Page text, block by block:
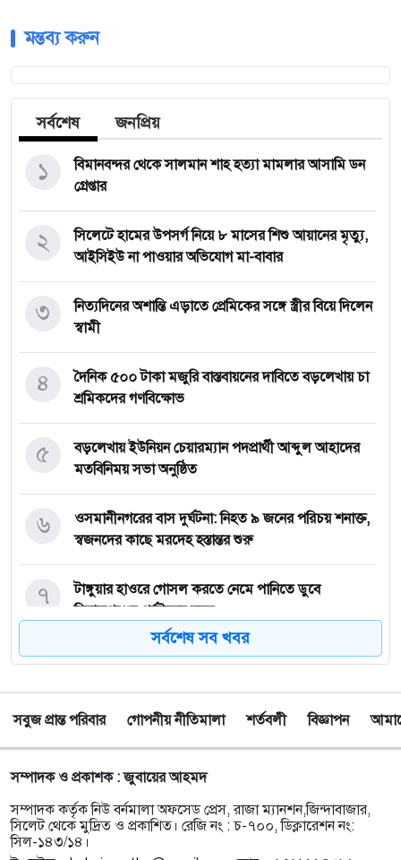
মন্তব্য করুন
সর্বশেষ জনপ্রিয়
বিমানবন্দর থেকে সালমান শাহ হত্যা মামলার আসামি ডন
গ্রেপ্তার
১
সিলেটে হামের উপসর্গ নিয়ে ৮ মাসের শিশু আয়ানের মৃত্যু,
আইসিইউ না পাওয়ার অভিযোগ মা-বাবার
২
নিত্যদিনের অশান্তি এড়াতে প্রেমিকের সঙ্গে স্ত্রীর বিয়ে দিলেন
স্বামী
৩
দৈনিক ৫০০ টাকা মজুরি বাস্তবায়নের দাবিতে বড়লেখায় চা
শ্রমিকদের গণবিক্ষোভ
৪
বড়লেখায় ইউনিয়ন চেয়ারম্যান পদপ্রার্থী আব্দুল আহাদের
মতবিনিময় সভা অনুষ্ঠিত
৫
‎ওসমানীনগরের বাস দুর্ঘটনা: নিহত ৯ জনের পরিচয় শনাক্ত,
স্বজনদের কাছে মরদেহ হস্তান্তর শুরু
৬
টাঙ্গুয়ার হাওরে গোসল করতে নেমে পানিতে ডুবে
সিরাজগঞ্জের পর্যটকের মৃত্যু
৭
তাহিরপুরে কলেজ শিক্ষার্থীর উপর অতর্কিত হামলার
৮
পাঁচ বন্ধু মিলে ঘুরতে এসেছিলেন সিলেট, কফিনবন্দি হয়ে
বাড়ি ফিরছেন সাইফুল
সিলেটে অনুষ্ঠান শেষে ফেরার পথে সড়ক দুর্ঘটনায় প্রাণ গেল
তরুণ শিল্পী পেহেলী ভৈরবীর
১০
সর্বশেষ সব খবর
সবুজ প্রান্ত পরিবার গোপনীয় নীতিমালা শর্তবলী বিজ্ঞাপন
সম্পাদক ও প্রকাশক : জুবায়ের আহমদ
সম্পাদক কর্তৃক নিউ বর্নমালা অফসেড প্রেস, রাজা ম্যানশন,জিন্দাবাজার,
সিলেট থেকে মুদ্রিত ও প্রকাশিত। রেজি নং : চ-৭০০, ডিক্লারেশন নং:
সিল-১৪৩/১৪।